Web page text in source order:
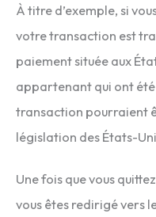
À titre d’exemple, si
votre transaction est
paiement située aux
appartenant qui ont
transaction pourraient
législation des États-
Une fois que vous
vous êtes redirigé vers